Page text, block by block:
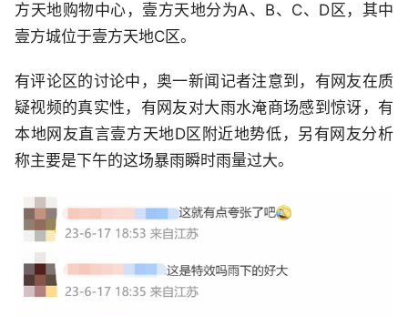
方天地购物中心，壹方天地分为A、B、C、D区，其中
壹方城位于壹方天地C区。
有评论区的讨论中，奥一新闻记者注意到，有网友在质
疑视频的真实性，有网友对大雨水淹商场感到惊讶，有
本地网友直言壹方天地D区附近地势低，另有网友分析
称主要是下午的这场暴雨瞬时雨量过大。